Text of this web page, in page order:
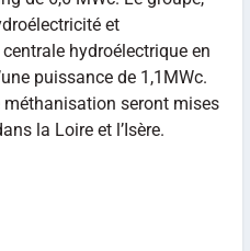
et
hydroélectrique en
puissance de 1,1MWc.
méthanisation seront mises
la Loire et l’Isère.